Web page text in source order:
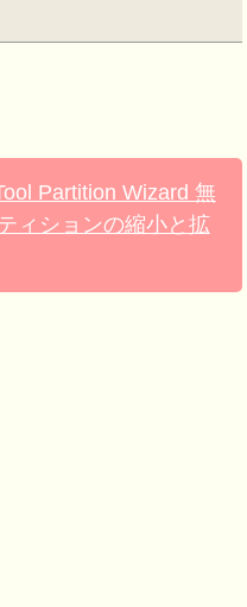
Partition Wizard 無
ィションの縮小と拡